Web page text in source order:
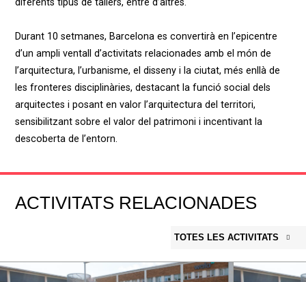
Durant 10 setmanes, Barcelona es convertirà en l’epicentre
d’un ampli ventall d’activitats relacionades amb el món de
l’arquitectura, l’urbanisme, el disseny i la ciutat, més enllà de
les fronteres disciplinàries, destacant la funció social dels
arquitectes i posant en valor l’arquitectura del territori,
sensibilitzant sobre el valor del patrimoni i incentivant la
descoberta de l’entorn.
ACTIVITATS RELACIONADES
TOTES LES ACTIVITATS